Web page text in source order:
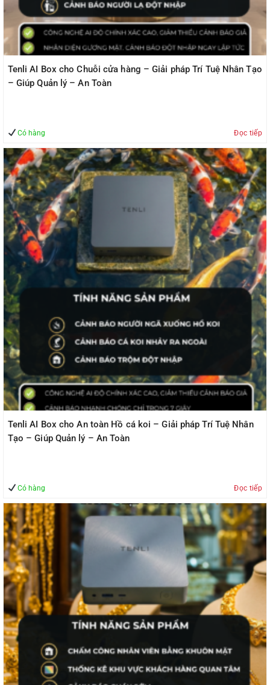
Tenli AI Box cho Chuỗi cửa hàng – Giải pháp Trí Tuệ Nhân Tạo
– Giúp Quản lý – An Toàn
Có hàng Đọc tiếp
Tenli AI Box cho An toàn Hồ cá koi – Giải pháp Trí Tuệ Nhân
Tạo – Giúp Quản lý – An Toàn
Có hàng Đọc tiếp